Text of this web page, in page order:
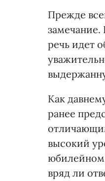
Прежде
речь идет
Как
ранее
высокий
юбилейном
вряд ли